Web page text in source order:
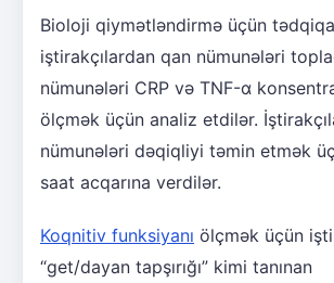
Bioloji qiymətləndirmə üçün
iştirakçılardan qan nümunələri
nümunələri CRP və TNF-α
ölçmək üçün analiz etdilər.
nümunələri dəqiqliyi təmin etmək
saat acqarına verdilər.
Koqnitiv funksiyanı ölçmək üçün
“get/dayan tapşırığı” kimi tanınan